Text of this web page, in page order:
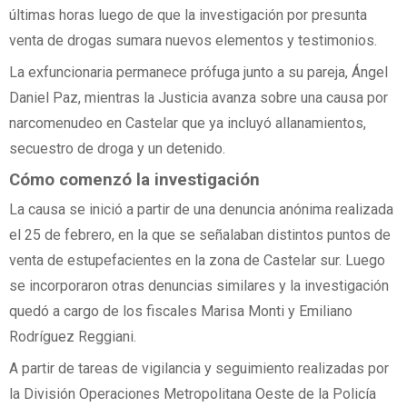
últimas horas luego de que la investigación por presunta
venta de drogas sumara nuevos elementos y testimonios.
La exfuncionaria permanece prófuga junto a su pareja, Ángel
Daniel Paz, mientras la Justicia avanza sobre una causa por
narcomenudeo en Castelar que ya incluyó allanamientos,
secuestro de droga y un detenido.
Cómo comenzó la investigación
La causa se inició a partir de una denuncia anónima realizada
el 25 de febrero, en la que se señalaban distintos puntos de
venta de estupefacientes en la zona de Castelar sur. Luego
se incorporaron otras denuncias similares y la investigación
quedó a cargo de los fiscales Marisa Monti y Emiliano
Rodríguez Reggiani.
A partir de tareas de vigilancia y seguimiento realizadas por
la División Operaciones Metropolitana Oeste de la Policía